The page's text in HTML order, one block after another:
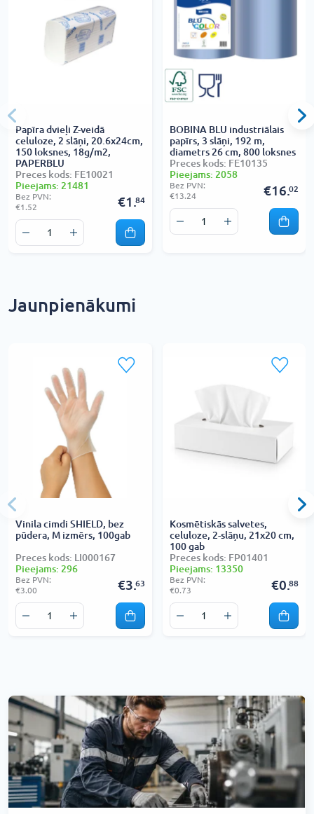
Papīra dvieļi Z-veidā
celuloze, 2 slāņi, 20.6x24cm,
150 loksnes, 18g/m2,
PAPERBLU
Preces kods: FE10021
Pieejams: 21481
Bez PVN:
€1.52
€1.84
BOBINA BLU industriālais
papīrs, 3 slāņi, 192 m,
diametrs 26 cm, 800 loksnes
Preces kods: FE10135
Pieejams: 2058
Bez PVN:
€13.24
€16.02
Jaunpienākumi
Vinila cimdi SHIELD, bez
pūdera, M izmērs, 100gab
Preces kods: LI000167
Pieejams: 296
Bez PVN:
€3.00
€3.63
Kosmētiskās salvetes,
celuloze, 2-slāņu, 21x20 cm,
100 gab
Preces kods: FP01401
Pieejams: 13350
Bez PVN:
€0.73
€0.88